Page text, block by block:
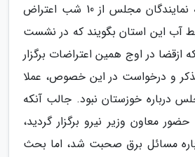
فرصتی بود برای آنکه نمایندگان مجلس از 10 شب اعتراض
آب این استان بگویند که در نشست
در اوج همین اعتراضات برگزار
و درخواست در این خصوص، عملا
درباره خوزستان نبود. جالب آنکه
معاون وزیر نیرو برگزار گردید،
مسائل برق صحبت شد، اما بحث